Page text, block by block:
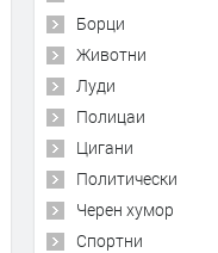
Борци
Животни
Луди
Полицаи
Цигани
Политически
Черен хумор
Спортни